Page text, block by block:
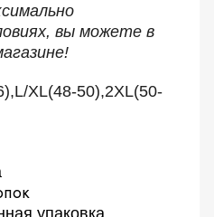
вы можете в
XL(48-50),2XL(50-
упаковка